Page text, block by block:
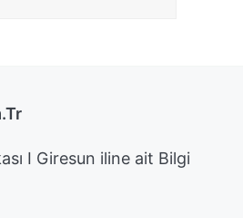
I Giresun iline ait Bilgi